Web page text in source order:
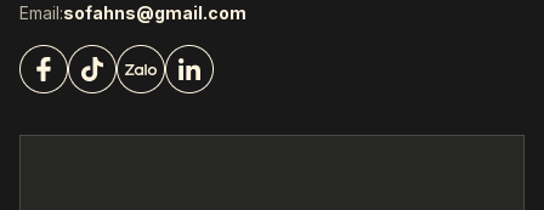
Email:sofahns@gmail.com